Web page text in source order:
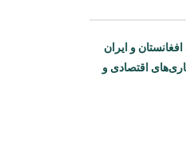
و ایران
اقتصادی و